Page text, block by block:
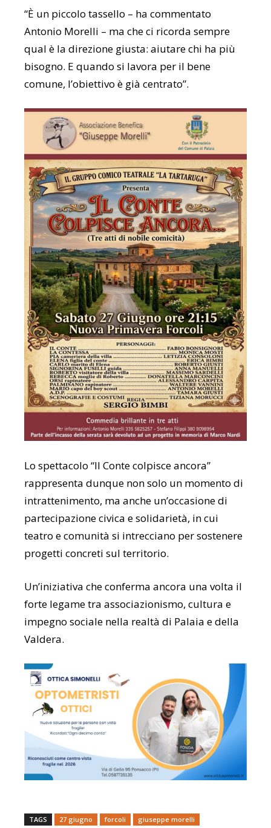
“È un piccolo tassello – ha commentato
Antonio Morelli – ma che ci ricorda sempre
qual è la direzione giusta: aiutare chi ha più
bisogno. E quando si lavora per il bene
comune, l’obiettivo è già centrato”.
Lo spettacolo “Il Conte colpisce ancora”
rappresenta dunque non solo un momento di
intrattenimento, ma anche un’occasione di
partecipazione civica e solidarietà, in cui
teatro e comunità si intrecciano per sostenere
progetti concreti sul territorio.
Un’iniziativa che conferma ancora una volta il
forte legame tra associazionismo, cultura e
impegno sociale nella realtà di Palaia e della
Valdera.
TAGS 27 giugno forcoli
giuseppe morelli